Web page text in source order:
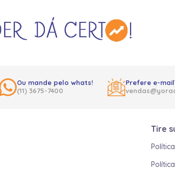
Ou mande pelo whats!
(11) 3675-7400
Prefere e-
Tire